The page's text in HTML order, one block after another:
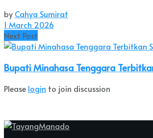
by Cahya Sumirat
1 March 2026
Next Post
Bupati Minahasa Tenggara
Please login to join discussion